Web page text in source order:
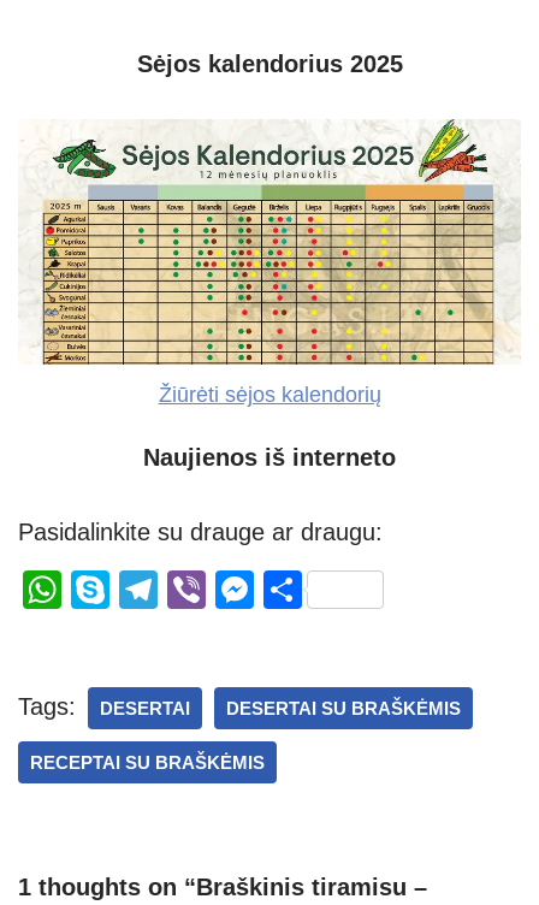
Sėjos kalendorius 2025
Žiūrėti sėjos kalendorių
Naujienos iš interneto
Pasidalinkite su drauge ar draugu:
W
s
A
p
S
e
T
gr
a
m
Vi
M
e
n
g
S
e
Tags: DESERTAI DESERTAI SU BRAŠKĖMIS
RECEPTAI SU BRAŠKĖMIS
1 thoughts on “Braškinis tiramisu –